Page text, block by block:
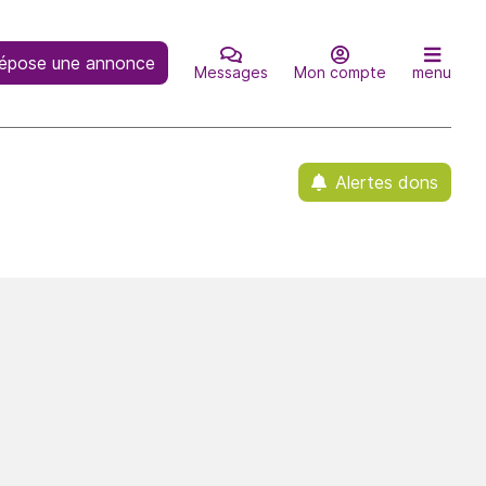
une annonce Messages Mon compte menu
Alertes dons